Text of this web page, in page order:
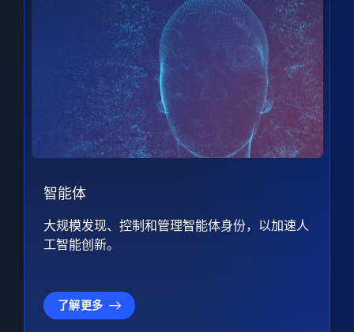
智能体
大规模发现、控制和管理智能体身份，以加速人
工智能创新。
了解更多